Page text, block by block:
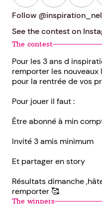
Follow
See the contest on
The contest
Pour les 3 ans d
remporter les
pour la rentrée de vos
Pour jouer il faut :
Être abonné à min
Invité 3 amis minimum
Et partager en story
Résultats dimanche
remporter 🥰
The winners